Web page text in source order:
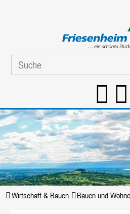
Wirtschaft & Bauen Bauen und